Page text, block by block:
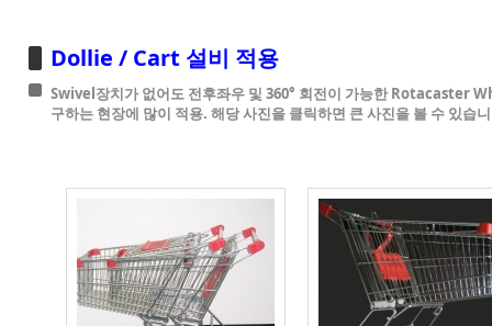
Dollie / Cart 설비 적용
Swivel장치가 없어도 전후좌우 및 360° 회전이 가능한 Rotacaster
구하는 현장에 많이 적용. 해당 사진을 클릭하면 큰 사진을 볼 수 있습